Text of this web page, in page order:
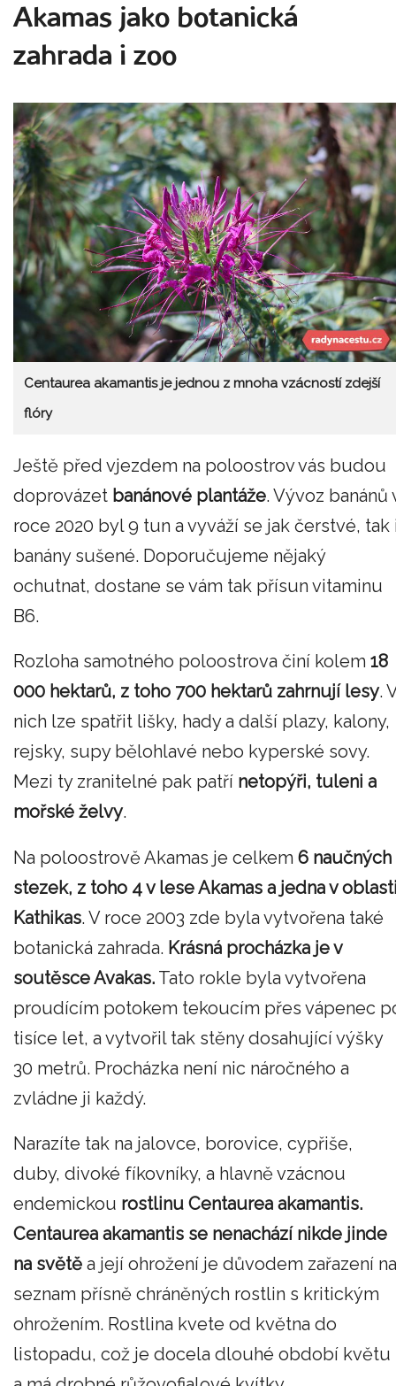
Akamas jako botanická
zahrada i zoo
Centaurea akamantis je jednou z mnoha vzácností zdejší
flóry
Ještě před vjezdem na poloostrov vás budou
doprovázet banánové plantáže. Vývoz banánů
roce 2020 byl 9 tun a vyváží se jak čerstvé, tak
banány sušené. Doporučujeme nějaký
ochutnat, dostane se vám tak přísun vitaminu
B6.
Rozloha samotného poloostrova činí kolem 18
000 hektarů, z toho 700 hektarů zahrnují lesy.
nich lze spatřit lišky, hady a další plazy, kalony,
rejsky, supy bělohlavé nebo kyperské sovy.
Mezi ty zranitelné pak patří netopýři, tuleni a
mořské želvy.
Na poloostrově Akamas je celkem 6 naučných
stezek, z toho 4 v lese Akamas a jedna v
Kathikas. V roce 2003 zde byla vytvořena také
botanická zahrada. Krásná procházka je v
soutěsce Avakas. Tato rokle byla vytvořena
proudícím potokem tekoucím přes vápenec
tisíce let, a vytvořil tak stěny dosahující výšky
30 metrů. Procházka není nic náročného a
zvládne ji každý.
Narazíte tak na jalovce, borovice, cypřiše,
duby, divoké fíkovníky, a hlavně vzácnou
endemickou rostlinu Centaurea akamantis.
Centaurea akamantis se nenachází nikde jinde
na světě a její ohrožení je důvodem zařazení na
seznam přísně chráněných rostlin s kritickým
ohrožením. Rostlina kvete od května do
listopadu, což je docela dlouhé období květu